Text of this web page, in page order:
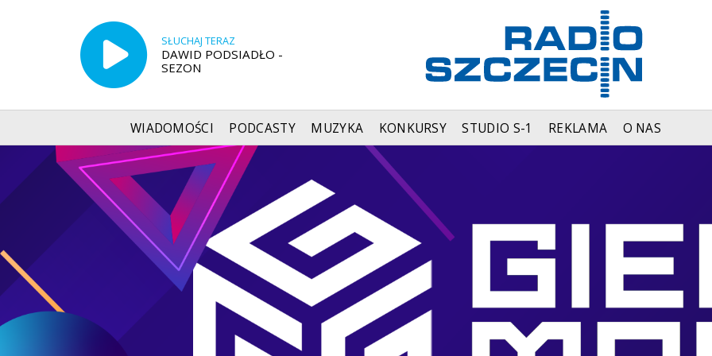
SŁUCHAJ TERAZ
DAWID PODSIADŁO -
SEZON
WIADOMOŚCI PODCASTY MUZYKA KONKURSY STUDIO S-1 REKLAMA O NAS